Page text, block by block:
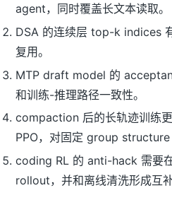
agent，同时覆盖长文本读取。
DSA 的连续层 top-k indices
复用。
MTP draft model 的
和训练-推理路径一致性。
compaction 后的长轨迹训练
PPO，对固定 group structure
coding RL 的 anti-hack 需要
rollout，并和离线清洗形成互补